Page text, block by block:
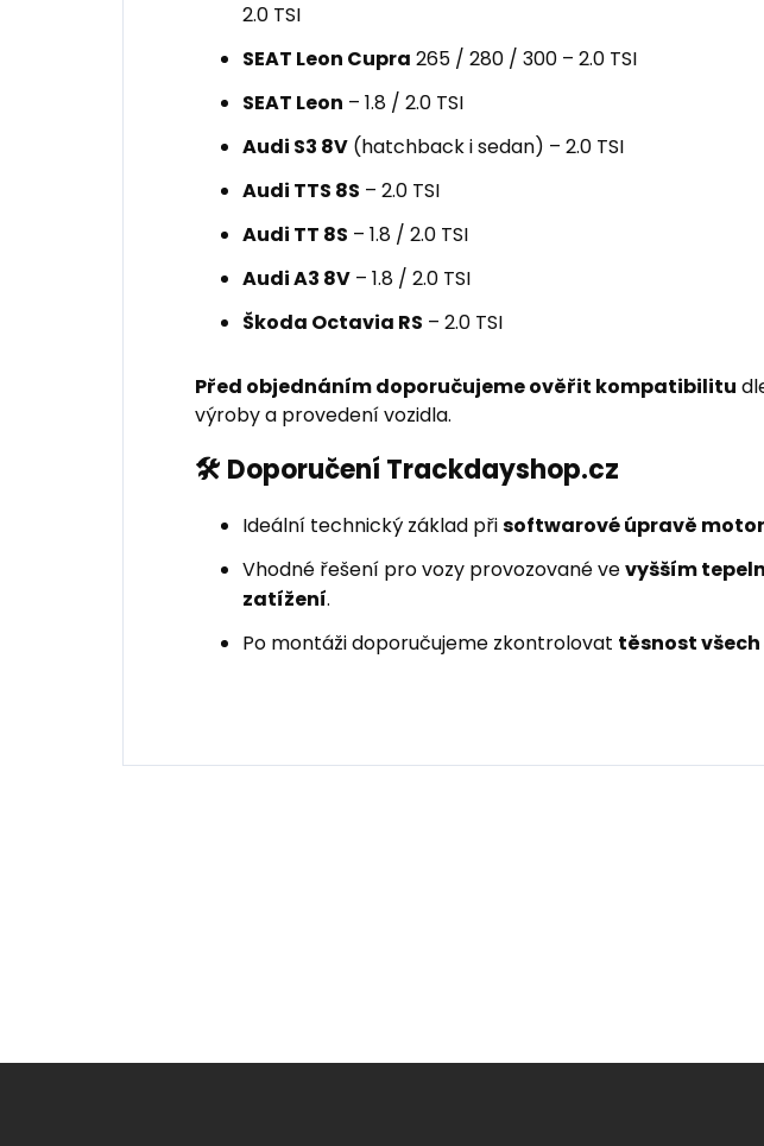
2.0 TSI
SEAT Leon Cupra 265 / 280 / 300 – 2.0 TSI
SEAT Leon – 1.8 / 2.0 TSI
Audi S3 8V (hatchback i sedan) – 2.0 TSI
Audi TTS 8S – 2.0 TSI
Audi TT 8S – 1.8 / 2.0 TSI
Audi A3 8V – 1.8 / 2.0 TSI
Škoda Octavia RS – 2.0 TSI
Před objednáním doporučujeme ověřit kompatibilitu
výroby a provedení vozidla.
🛠️ Doporučení Trackdayshop.cz
Ideální technický základ přisoftwarové úpravě
Vhodné řešení pro vozy provozované vevyšším
zatížení.
Po montáži doporučujeme zkontrolovat těsnost všech